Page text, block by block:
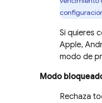
Si quieres
Apple,
modo de
Modo
Rechaza